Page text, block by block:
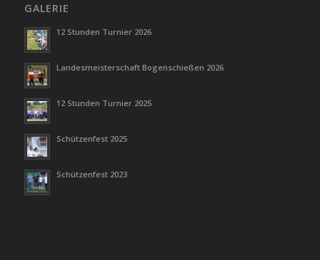
GALERIE
12 Stunden Turnier 2026
Landesmeisterschaft Bogenschießen 2026
12 Stunden Turnier 2025
Schützenfest 2025
Schützenfest 2023